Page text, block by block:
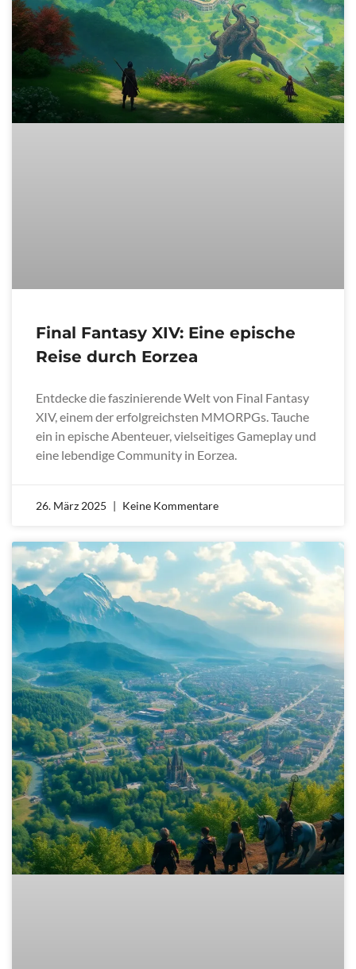
Final Fantasy XIV: Eine epische
Reise durch Eorzea
Entdecke die faszinierende Welt von Final Fantasy
XIV, einem der erfolgreichsten MMORPGs. Tauche
ein in epische Abenteuer, vielseitiges Gameplay und
eine lebendige Community in Eorzea.
26. März 2025 Keine Kommentare